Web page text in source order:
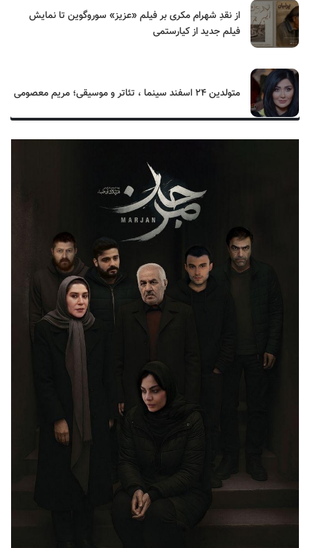
از نقدِ شهرام مکری بر فیلم «عزیز» سوروگوین تا نمایش
فیلم جدید از کیارستمی
متولدین ۲۴ اسفند سینما ، تئاتر و موسیقی؛ مریم معصومی